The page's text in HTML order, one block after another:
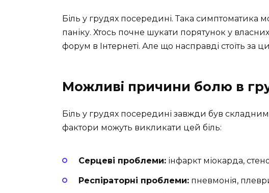
Біль у грудях посередині. Така симптоматика
паніку. Хтось почне шукати порятунок у
форум в Інтернеті. Але що насправді стоїть за
Можливі причини болю в
Біль у грудях посередині завжди був
фактори можуть викликати цей біль:
Серцеві проблеми: інфаркт міокарда,
Респіраторні проблеми: пневмонія,